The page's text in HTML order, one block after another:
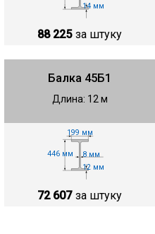
14 мм
88 225 за штуку
Балка 45Б1
Длина: 12 м
446 мм
199 мм
8 мм
12 мм
72 607 за штуку